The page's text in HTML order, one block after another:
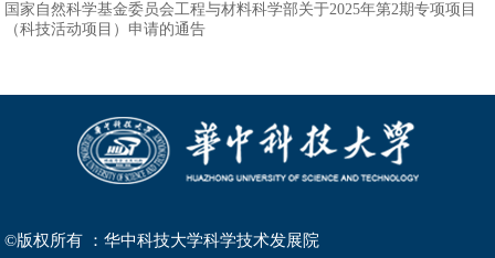
国家自然科学基金委员会工程与材料科学部关于2025年第2期专项项目
（科技活动项目）申请的通告
©版权所有 ：华中科技大学科学技术发展院